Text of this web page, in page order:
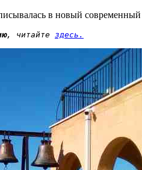
в новый
, читайте здесь.